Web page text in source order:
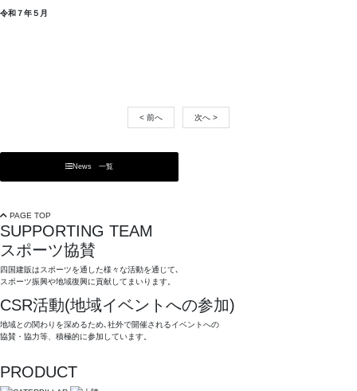
令和７年５月
< 前へ 次へ >
News 一覧
PAGE TOP
SUPPORTING TEAM
スポーツ協賛
四国建販はスポーツを通した様々な活動を通じて､
スポーツ振興や地域復興に貢献してまいります。
CSR活動(地域イベントへの参加)
地域との関わりを深めるため､社外で開催されるイベントへの
協賛・協力等、積極的に参加しています。
PRODUCT